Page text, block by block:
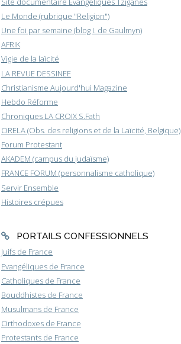
Le Monde (rubrique "Religion")
Une foi par semaine (blog I. de Gaulmyn)
AFRIK
Vigie de la laïcité
LA REVUE DESSINEE
Christianisme Aujourd'hui Magazine
Hebdo Réforme
Chroniques LA CROIX S.Fath
ORELA (Obs. des religions et de la Laïcité, Belgique)
Forum Protestant
AKADEM (campus du judaïsme)
FRANCE FORUM (personnalisme catholique)
Servir Ensemble
Histoires crépues
PORTAILS CONFESSIONNELS
Juifs de France
Evangéliques de France
Catholiques de France
Bouddhistes de France
Musulmans de France
Orthodoxes de France
Protestants de France